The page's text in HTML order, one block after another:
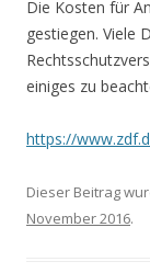
Die Kosten für
gestiegen. Viele
einiges zu
https://
Dieser Beitrag
November 2016.